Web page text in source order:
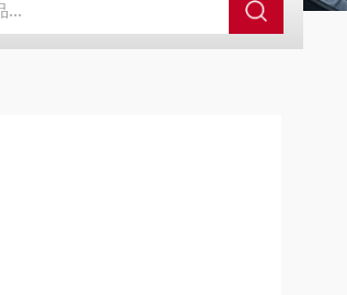
SR-24LE美国里奇 RIDGID 管线定位仪带GPS